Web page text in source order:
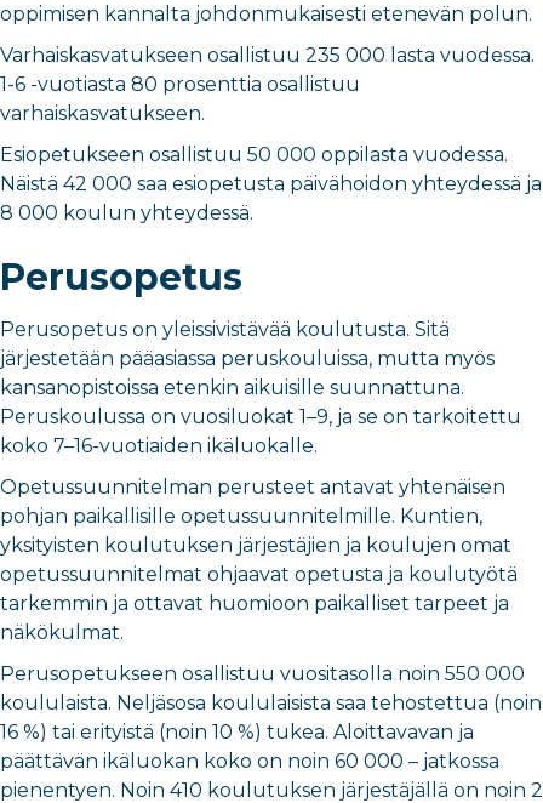
oppimisen kannalta johdonmukaisesti etenevän polun.
Varhaiskasvatukseen osallistuu 235 000 lasta vuodessa.
1-6 -vuotiasta 80 prosenttia osallistuu
varhaiskasvatukseen.
Esiopetukseen osallistuu 50 000 oppilasta vuodessa.
Näistä 42 000 saa esiopetusta päivähoidon yhteydessä ja
8 000 koulun yhteydessä.
Perusopetus
Perusopetus on yleissivistävää koulutusta. Sitä
järjestetään pääasiassa peruskouluissa, mutta myös
kansanopistoissa etenkin aikuisille suunnattuna.
Peruskoulussa on vuosiluokat 1–9, ja se on tarkoitettu
koko 7–16-vuotiaiden ikäluokalle.
Opetussuunnitelman perusteet antavat yhtenäisen
pohjan paikallisille opetussuunnitelmille. Kuntien,
yksityisten koulutuksen järjestäjien ja koulujen omat
opetussuunnitelmat ohjaavat opetusta ja koulutyötä
tarkemmin ja ottavat huomioon paikalliset tarpeet ja
näkökulmat.
Perusopetukseen osallistuu vuositasolla noin 550 000
koululaista. Neljäsosa koululaisista saa tehostettua (noin
16 %) tai erityistä (noin 10 %) tukea. Aloittavavan ja
päättävän ikäluokan koko on noin 60 000 – jatkossa
pienentyen. Noin 410 koulutuksen järjestäjällä on noin 2